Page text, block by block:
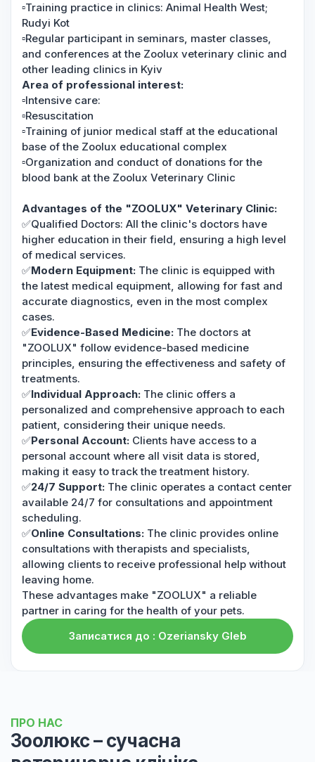
▫️Training practice in clinics: Animal Health West;
Rudyi Kot
▫️Regular participant in seminars, master classes,
and conferences at the Zoolux veterinary clinic and
other leading clinics in Kyiv
Area of professional interest:
▫️Intensive care:
▫️Resuscitation
▫️Training of junior medical staff at the educational
base of the Zoolux educational complex
▫️Organization and conduct of donations for the
blood bank at the Zoolux Veterinary Clinic
Advantages of the "ZOOLUX" Veterinary Clinic:
✅Qualified Doctors: All the clinic's doctors have
higher education in their field, ensuring a high level
of medical services.
✅Modern Equipment: The clinic is equipped with
the latest medical equipment, allowing for fast and
accurate diagnostics, even in the most complex
cases.
✅Evidence-Based Medicine: The doctors at
"ZOOLUX" follow evidence-based medicine
principles, ensuring the effectiveness and safety of
treatments.
✅Individual Approach: The clinic offers a
personalized and comprehensive approach to each
patient, considering their unique needs.
✅Personal Account: Clients have access to a
personal account where all visit data is stored,
making it easy to track the treatment history.
✅24/7 Support: The clinic operates a contact center
available 24/7 for consultations and appointment
scheduling.
✅Online Consultations: The clinic provides online
consultations with therapists and specialists,
allowing clients to receive professional help without
leaving home.
These advantages make "ZOOLUX" a reliable
partner in caring for the health of your pets.
Записатися до : Ozeriansky Gleb
ПРО НАС
Зоолюкс – сучасна